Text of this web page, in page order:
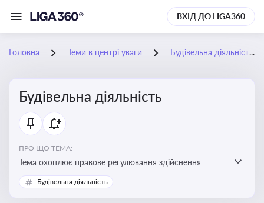
ВХІД ДО LIGA360
Головна Теми в центрі уваги Будівельна діяльність
Будівельна діяльність
ПРО ЩО ТЕМА:
Тема охоплює правове регулювання здійснення
будівельної діяльності, порядок отримання
дозвільних документів та проходження державного
Будівельна діяльність